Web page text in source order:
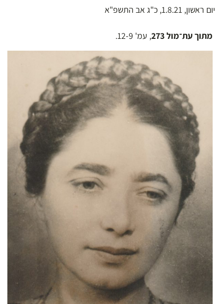
יום ראשון, 1.8.21, כ"ג אב התשפ"א
מתוך עת־מול 273 , עמ' 12-9.